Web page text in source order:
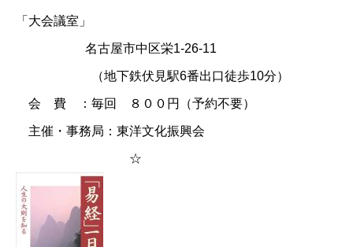
「大会議室」
名古屋市中区栄1-26-11
（地下鉄伏見駅6番出口徒歩10分）
会 費 ：毎回 ８００円（予約不要）
主催・事務局：東洋文化振興会
☆